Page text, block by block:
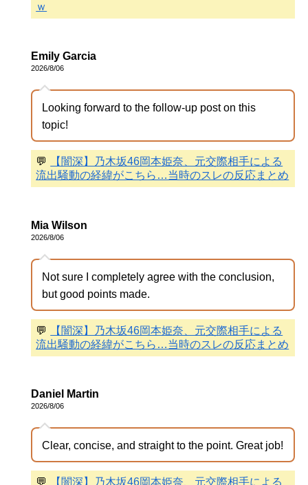
ｗ
Emily Garcia
2026/8/06
Looking forward to the follow-up post on this
topic!
💬
【闇深】乃木坂46岡本姫奈、元交際相手による
流出騒動の経緯がこちら…当時のスレの反応まとめ
Mia Wilson
2026/8/06
Not sure I completely agree with the conclusion,
but good points made.
💬
【闇深】乃木坂46岡本姫奈、元交際相手による
流出騒動の経緯がこちら…当時のスレの反応まとめ
Daniel Martin
2026/8/06
Clear, concise, and straight to the point. Great job!
💬 【闇深】乃木坂46岡本姫奈、元交際相手による